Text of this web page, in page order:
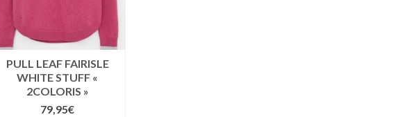
PULL LEAF FAIRISLE
WHITE STUFF «
2COLORIS »
79,95€